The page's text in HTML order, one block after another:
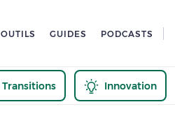
OUTILS GUIDES PODCASTS
Transitions Innovation